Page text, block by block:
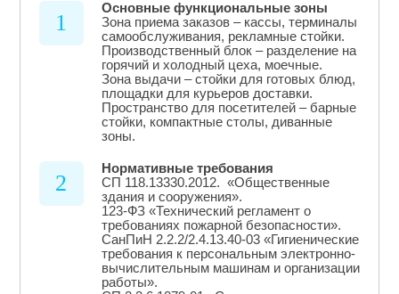
1
Основные функциональные зоны
Зона приема заказов – кассы, терминалы
самообслуживания, рекламные стойки.
Производственный блок – разделение на
горячий и холодный цеха, моечные.
Зона выдачи – стойки для готовых блюд,
площадки для курьеров доставки.
Пространство для посетителей – барные
стойки, компактные столы, диванные
зоны.
2
Нормативные требования
СП 118.13330.2012. «Общественные
здания и сооружения».
123-ФЗ «Технический регламент о
требованиях пожарной безопасности».
СанПиН 2.2.2/2.4.13.40-03 «Гигиенические
требования к персональным электронно-
вычислительным машинам и организации
работы».